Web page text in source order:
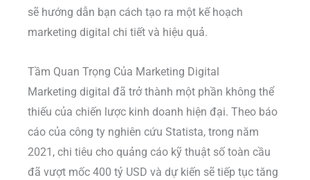
sẽ hướng dẫn bạn cách tạo ra một kế hoạch
marketing digital chi tiết và hiệu quả.
Tầm Quan Trọng Của Marketing Digital
Marketing digital đã trở thành một phần không thể
thiếu của chiến lược kinh doanh hiện đại. Theo báo
cáo của công ty nghiên cứu Statista, trong năm
2021, chi tiêu cho quảng cáo kỹ thuật số toàn cầu
đã vượt mốc 400 tỷ USD và dự kiến sẽ tiếp tục tăng